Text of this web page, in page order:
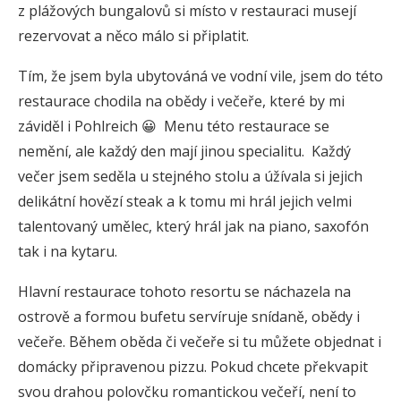
z plážových bungalovů si místo v restauraci musejí
rezervovat a něco málo si připlatit.
Tím, že jsem byla ubytováná ve vodní vile, jsem do této
restaurace chodila na obědy i večeře, které by mi
záviděl i Pohlreich 😀 Menu této restaurace se
nemění, ale každý den mají jinou specialitu. Každý
večer jsem seděla u stejného stolu a úžívala si jejich
delikátní hovězí steak a k tomu mi hrál jejich velmi
talentovaný umělec, který hrál jak na piano, saxofón
tak i na kytaru.
Hlavní restaurace tohoto resortu se náchazela na
ostrově a formou bufetu servíruje snídaně, obědy i
večeře. Během oběda či večeře si tu můžete objednat i
domácky připravenou pizzu. Pokud chcete překvapit
svou drahou polovčku romantickou večeří, není to